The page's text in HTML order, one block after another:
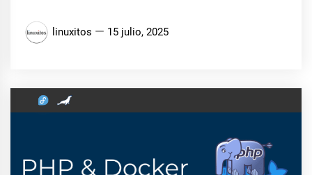
linuxitos 15 julio, 2025